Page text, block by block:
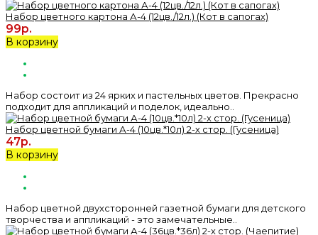
Набор цветного картона А-4 (12цв./12л.) (Кот в сапогах)
99р.
В корзину
Набор состоит из 24 ярких и пастельных цветов. Прекрасно
подходит для аппликаций и поделок, идеально..
Набор цветной бумаги А-4 (10цв.*10л) 2-х стор. (Гусеница)
47р.
В корзину
Набор цветной двухсторонней газетной бумаги для детского
творчества и аппликаций - это замечательные..